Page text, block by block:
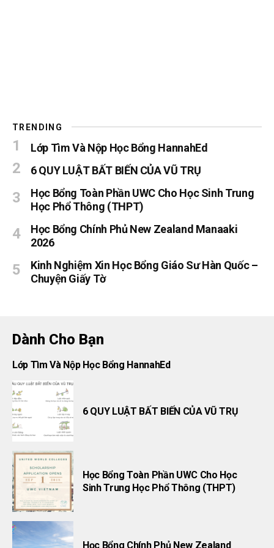
TRENDING
Lớp Tìm Và Nộp Học Bổng HannahEd
6 QUY LUẬT BẤT BIẾN CỦA VŨ TRỤ
Học Bổng Toàn Phần UWC Cho Học Sinh Trung
Học Phổ Thông (THPT)
Học Bổng Chính Phủ New Zealand Manaaki
2026
Kinh Nghiệm Xin Học Bổng Giáo Sư Hàn Quốc –
Chuyện Giấy Tờ
Dành Cho Bạn
Lớp Tìm Và Nộp Học Bổng HannahEd
6 QUY LUẬT BẤT BIẾN CỦA VŨ TRỤ
Học Bổng Toàn Phần UWC Cho Học
Sinh Trung Học Phổ Thông (THPT)
Học Bổng Chính Phủ New Zealand